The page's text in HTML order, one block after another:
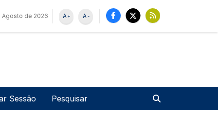
Agosto de 2026 -
A
+
A
de utilizador
Sessão